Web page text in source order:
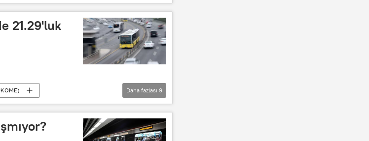
21.29'luk
Taksi
indi bindi
Daha fazlası 9